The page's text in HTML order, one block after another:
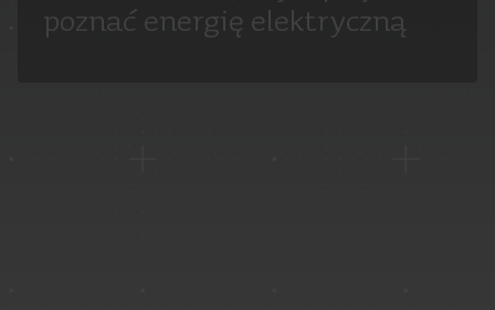
poznać energię elektryczną